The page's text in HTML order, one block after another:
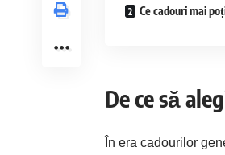
Ce cadouri mai
De ce să
În era cadourilor